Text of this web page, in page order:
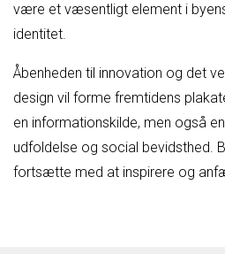
være et væsentligt element i
identitet.
Åbenheden til innovation og det
design vil forme fremtidens
en informationskilde, men også
udfoldelse og social bevidsthed.
fortsætte med at inspirere og